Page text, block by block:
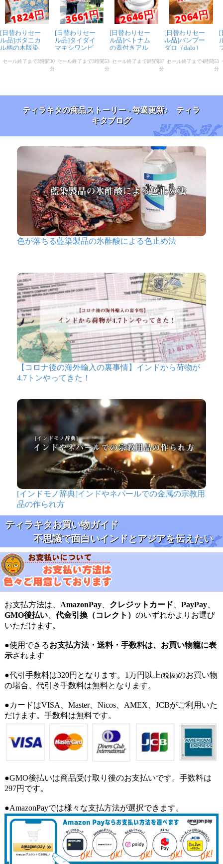
ティラキタの商品ストーリー - 毎週更新♪ ティラ
キタブログ
色が落ちる藍染製品の氷酢酸による色止め法
【コロナ後の海外輸入の裏事情】インドから荷物が
4.7トンやってきた！
[インドモノ辞典]インドやネパールでの金属の宗教用
品の作られ方
ティラキタお買い物ガイド
不思議で面白いインドとアジアを伝えたい
お支払方法は、 AmazonPay、 クレジットカード、 PayPay、
GMO後払い、代金引換（コレクト） のいずれかよりお選び
いただけます。
●使用できるお支払方法・送料・手数料は、お買い物籠に表
示されます
●代引手数料は320円となります。1万円以上(税抜)のお買い物
の場合、代引き手数料は無料となります。
●カードはVISA、Master、Nicos、AMEX、JCBがご利用いた
だけます。手数料は無料です。
●GMO後払いは商品受け取り後のお支払いです。手数料は
297円です。
●AmazonPayでは様々な支払方法が選択できます。